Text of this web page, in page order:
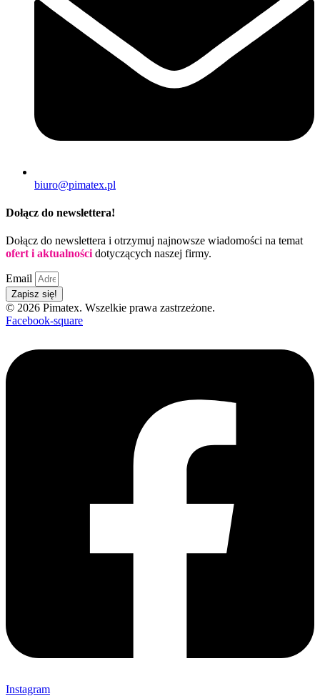
biuro@pimatex.pl
Dołącz do newslettera!
Dołącz do newslettera i otrzymuj najnowsze wiadomości na temat
ofert i aktualności dotyczących naszej firmy.
Email
Zapisz się!
© 2026 Pimatex. Wszelkie prawa zastrzeżone.
Facebook-square
Instagram